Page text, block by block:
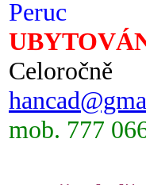
Peruc
Celoročně
mob. 777